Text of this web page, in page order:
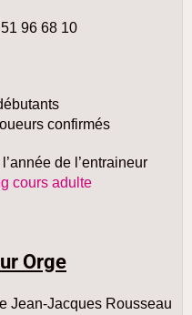
96 68 10
confirmés
de l’entraineur
cours adulte
Orge
Jean-Jacques Rousseau